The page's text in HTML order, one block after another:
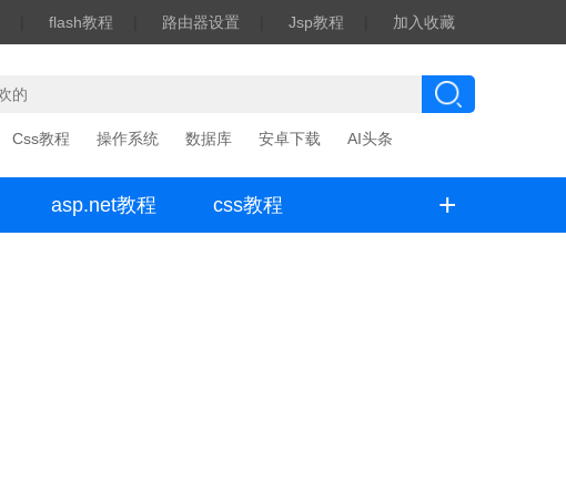
flash教程 路由器设置 Jsp教程 加入收藏
Css教程 操作系统 数据库 安卓下载 AI头条
asp.net教程 css教程 +